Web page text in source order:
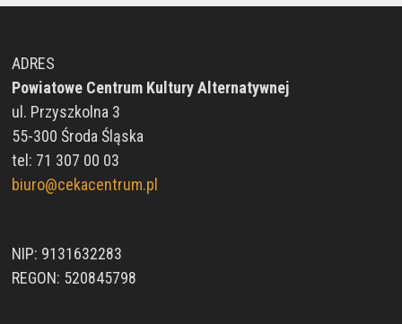
ADRES
Powiatowe Centrum Kultury Alternatywnej
ul. Przyszkolna 3
55-300 Środa Śląska
tel: 71 307 00 03
biuro@cekacentrum.pl
NIP: 9131632283
REGON: 520845798